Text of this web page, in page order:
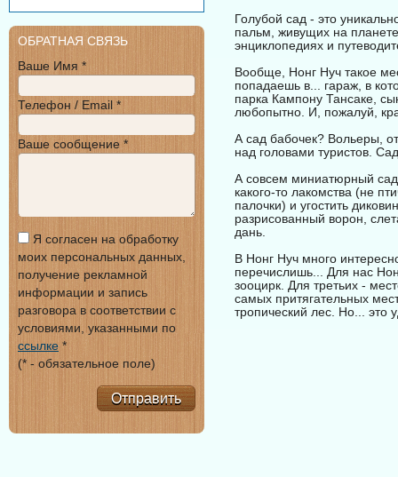
Голубой сад - это
пальм, живущих на
энциклопедиях и
Вообще, Нонг Нуч такое
попадаешь в... гараж, в
парка Кампону Тансаке,
любопытно. И, пожалуй,
А сад бабочек? Вольеры,
над головами туристов.
А совсем миниатюрный
какого-то лакомства (не
палочки) и угостить
разрисованный ворон,
дань.
В Нонг Нуч много
перечислишь... Для нас
зооцирк. Для третьих -
самых притягательных
тропический лес. Но... это
ОБРАТНАЯ СВЯЗЬ
Ваше Имя *
Телефон / Email *
Ваше сообщение *
Я согласен на обработку
моих персональных данных,
получение рекламной
информации и запись
разговора в соответствии с
условиями, указанными по
ссылке *
(* - обязательное поле)
Отправить